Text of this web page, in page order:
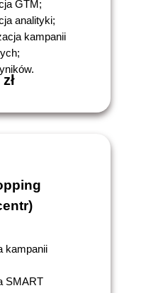
GTM;
analityki;
kampanii
kampanii
SMART